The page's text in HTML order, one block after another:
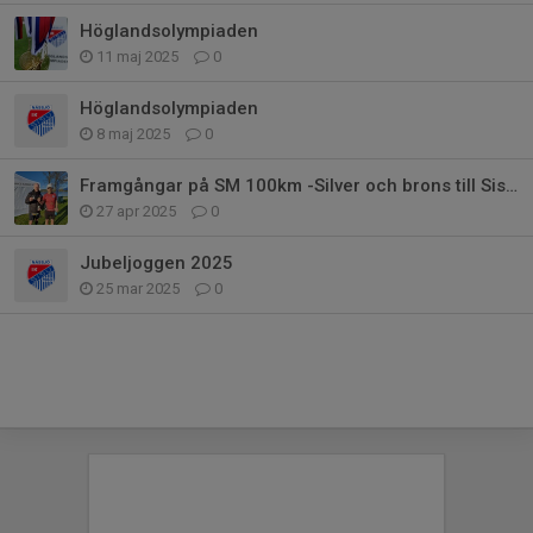
Höglandsolympiaden
11 maj 2025 0
Höglandsolympiaden
8 maj 2025 0
Framgångar på SM 100km -Silver och brons till Sisu!
27 apr 2025 0
Jubeljoggen 2025
25 mar 2025 0